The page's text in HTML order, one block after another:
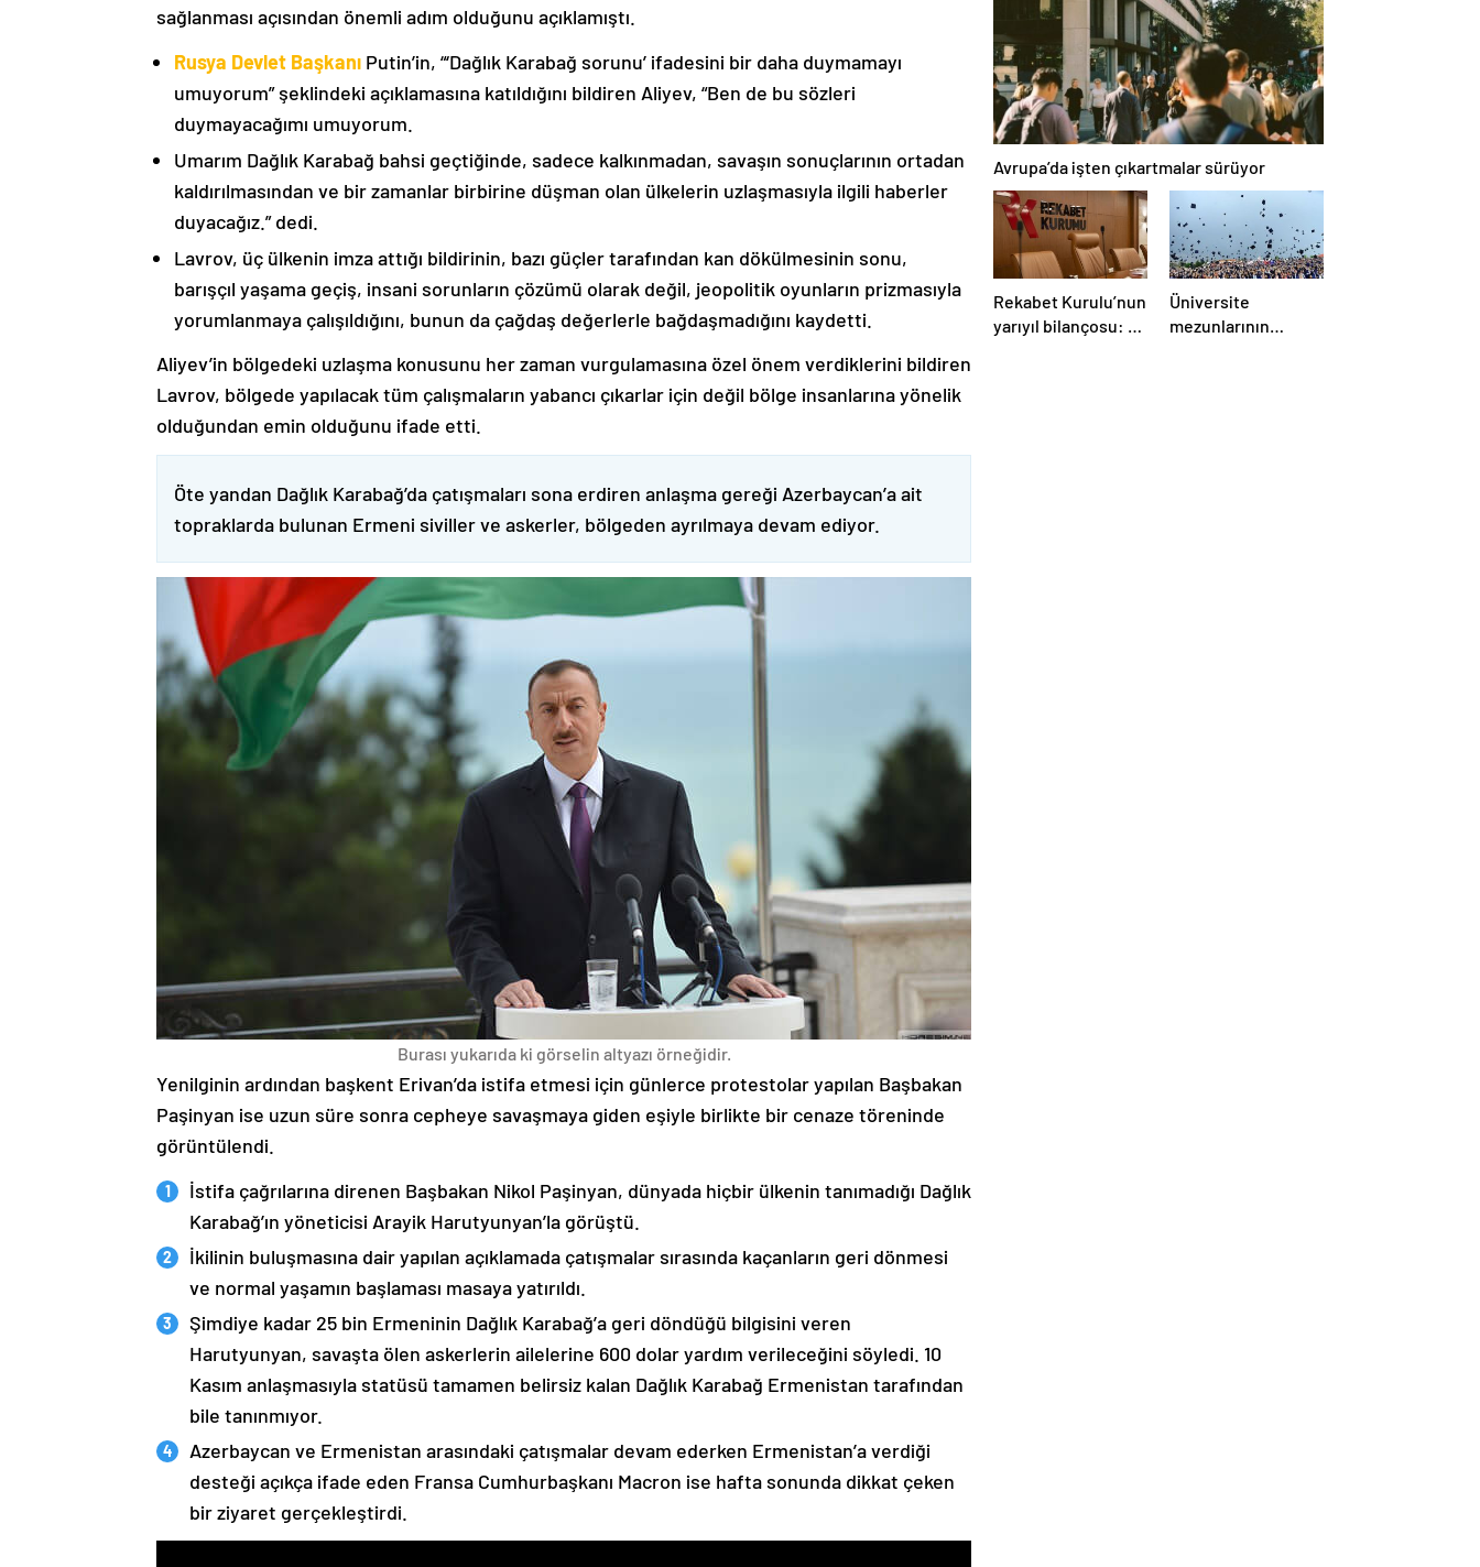
sağlanması açısından önemli adım olduğunu açıklamıştı.
Rusya Devlet Başkanı Putin’in, “‘Dağlık Karabağ sorunu’ ifadesini bir daha duymamayı
umuyorum” şeklindeki açıklamasına katıldığını bildiren Aliyev, “Ben de bu sözleri
duymayacağımı umuyorum.
Umarım Dağlık Karabağ bahsi geçtiğinde, sadece kalkınmadan, savaşın sonuçlarının ortadan
kaldırılmasından ve bir zamanlar birbirine düşman olan ülkelerin uzlaşmasıyla ilgili haberler
duyacağız.” dedi.
Lavrov, üç ülkenin imza attığı bildirinin, bazı güçler tarafından kan dökülmesinin sonu,
barışçıl yaşama geçiş, insani sorunların çözümü olarak değil, jeopolitik oyunların prizmasıyla
yorumlanmaya çalışıldığını, bunun da çağdaş değerlerle bağdaşmadığını kaydetti.
Aliyev’in bölgedeki uzlaşma konusunu her zaman vurgulamasına özel önem verdiklerini bildiren
Lavrov, bölgede yapılacak tüm çalışmaların yabancı çıkarlar için değil bölge insanlarına yönelik
olduğundan emin olduğunu ifade etti.
Öte yandan Dağlık Karabağ’da çatışmaları sona erdiren anlaşma gereği Azerbaycan’a ait
topraklarda bulunan Ermeni siviller ve askerler, bölgeden ayrılmaya devam ediyor.
Burası yukarıda ki görselin altyazı örneğidir.
Yenilginin ardından başkent Erivan’da istifa etmesi için günlerce protestolar yapılan Başbakan
Paşinyan ise uzun süre sonra cepheye savaşmaya giden eşiyle birlikte bir cenaze töreninde
görüntülendi.
İstifa çağrılarına direnen Başbakan Nikol Paşinyan, dünyada hiçbir ülkenin tanımadığı Dağlık
Karabağ’ın yöneticisi Arayik Harutyunyan’la görüştü.
İkilinin buluşmasına dair yapılan açıklamada çatışmalar sırasında kaçanların geri dönmesi
ve normal yaşamın başlaması masaya yatırıldı.
Şimdiye kadar 25 bin Ermeninin Dağlık Karabağ’a geri döndüğü bilgisini veren
Harutyunyan, savaşta ölen askerlerin ailelerine 600 dolar yardım verileceğini söyledi. 10
Kasım anlaşmasıyla statüsü tamamen belirsiz kalan Dağlık Karabağ Ermenistan tarafından
bile tanınmıyor.
Azerbaycan ve Ermenistan arasındaki çatışmalar devam ederken Ermenistan’a verdiği
desteği açıkça ifade eden Fransa Cumhurbaşkanı Macron ise hafta sonunda dikkat çeken
bir ziyaret gerçekleştirdi.
Avrupa’da işten çıkartmalar sürüyor
Rekabet Kurulu’nun
yarıyıl bilançosu: 6
Üniversite
mezunlarının